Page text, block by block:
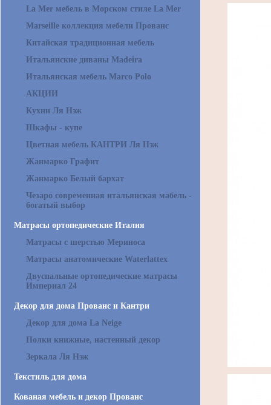
La Mer мебель в Морском стиле La Mer
Marseille коллекция мебели Прованс
Китайская традиционная мебель
Итальянские диваны Madeira
Итальянская мебель Marco Polo
АКЦИИ
Кухни Ля Нэж
Шкафы - купе
Цветная мебель КАНТРИ Ля Нэж
Жанмарко Графит
Жанмарко Белый бархат
Чезаро современная итальянская мабель -
богатый выбор
Матрасы ортопедические Италия
Матрасы с шерстью Мериноса
Матрасы анатомические Waterlattex
Двуспальные ортопедические матрасы
Империал 24
Декор для дома Прованс и Кантри
Декор для дома La Neige
Полки книжные, настенный декор
Зеркала Ля Нэж
Текстиль для дома
Кованая мебель и декор Прованс